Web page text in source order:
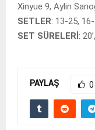
Xinyue 9, Aylin
SETLER: 13-25,
SET SÜRELERİ:
PAYLAŞ 0